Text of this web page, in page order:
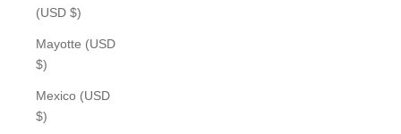
(USD $)
Mayotte (USD
$)
Mexico (USD
$)